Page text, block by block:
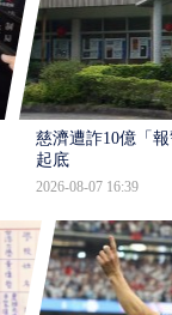
慈濟遭詐10億「
起底
2026-08-07 16:39